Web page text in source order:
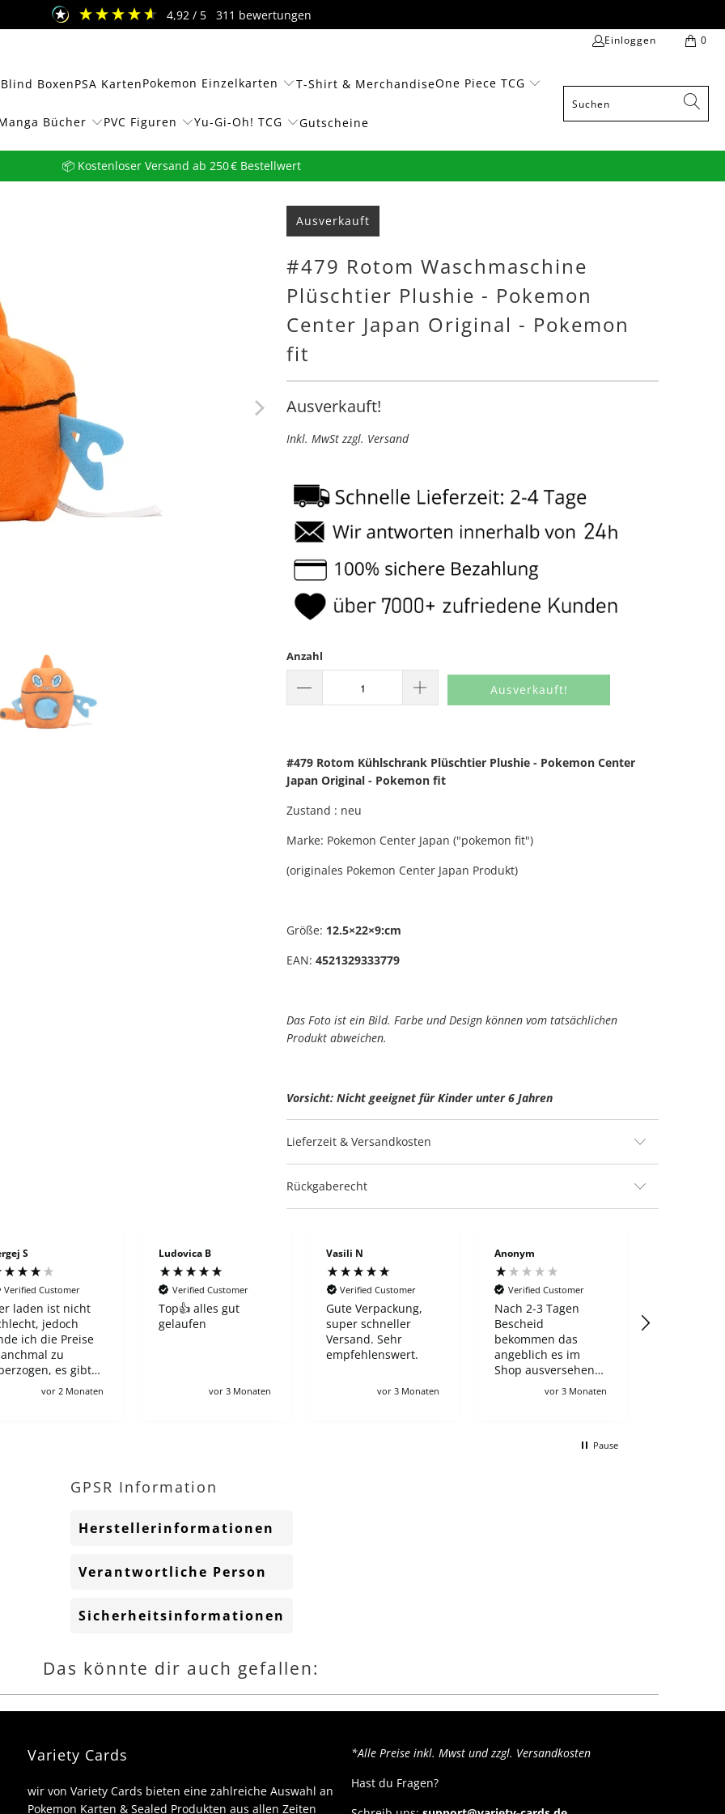
Einloggen 0
BoxenPSA KartenPokemon Einzelkarten T-Shirt & MerchandiseOne Piece TCG
Bücher PVC Figuren Yu-Gi-Oh! TCG Gutscheine
4,92 / 5 311 bewertungen
📦 Kostenloser Versand ab 250 € Bestellwert
Ausverkauft
#479 Rotom Waschmaschine
Plüschtier Plushie - Pokemon
Center Japan Original - Pokemon
fit
Ausverkauft!
Inkl. MwSt zzgl. Versand
Anzahl
Ausverkauft!
#479 Rotom Kühlschrank Plüschtier Plushie - Pokemon Center
Japan Original - Pokemon fit
Zustand : neu
Marke: Pokemon Center Japan ("pokemon fit")
(originales Pokemon Center Japan Produkt)
Größe: 12.5×22×9:cm
EAN: 4521329333779
Das Foto ist ein Bild. Farbe und Design können vom tatsächlichen
Produkt abweichen.
Vorsicht: Nicht geeignet für Kinder unter 6 Jahren
Lieferzeit & Versandkosten
Rückgaberecht
S
Verified Customer
laden ist nicht
jedoch
ich die Preise
zu
es gibt
bei den ein
leider :/
usw
kompletten
vor 2 Monaten
Ludovica B
Verified Customer
Top👍 alles gut
gelaufen
vor 3 Monaten
Vasili N
Verified Customer
Gute Verpackung,
super schneller
Versand. Sehr
empfehlenswert.
vor 3 Monaten
Anonym
Verified Customer
Nach 2-3 Tagen
Bescheid
bekommen das
angeblich es im
Shop ausversehen
noch gelistet war
unwahrscheinlich
vor 3 Monaten
Pause
GPSR Information
Herstellerinformationen
Verantwortliche Person
Sicherheitsinformationen
Das könnte dir auch gefallen:
Variety Cards
wir von Variety Cards bieten eine zahlreiche Auswahl an
Pokemon Karten & Sealed Produkten aus allen Zeiten
*Alle Preise inkl. Mwst und zzgl. Versandkosten
Hast du Fragen?